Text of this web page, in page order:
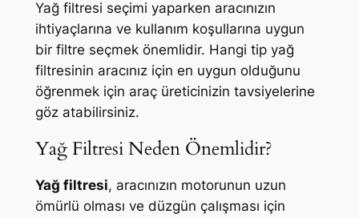
Yağ filtresi seçimi yaparken aracınızın
ihtiyaçlarına ve kullanım koşullarına uygun
bir filtre seçmek önemlidir. Hangi tip yağ
filtresinin aracınız için en uygun olduğunu
öğrenmek için araç üreticinizin tavsiyelerine
göz atabilirsiniz.
Yağ Filtresi Neden Önemlidir?
Yağ filtresi, aracınızın motorunun uzun
ömürlü olması ve düzgün çalışması için